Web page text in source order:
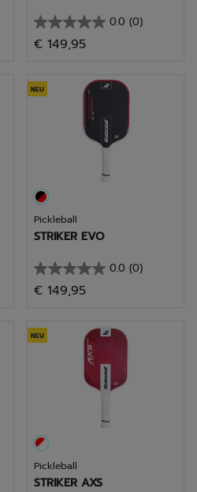
0.0 (0)
0.0
von
Sternen.
€ 149,95
NEU
Pickleball
STRIKER EVO
0.0 (0)
0.0
von
Sternen.
€ 149,95
NEU
Pickleball
STRIKER AXS